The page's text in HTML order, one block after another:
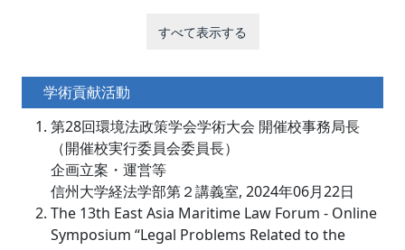
すべて表示する
学術貢献活動
第28回環境法政策学会学術大会 開催校事務局長
（開催校実行委員会委員長）
企画立案・運営等
信州大学経法学部第２講義室, 2024年06月22日
The 13th East Asia Maritime Law Forum - Online
Symposium “Legal Problems Related to the